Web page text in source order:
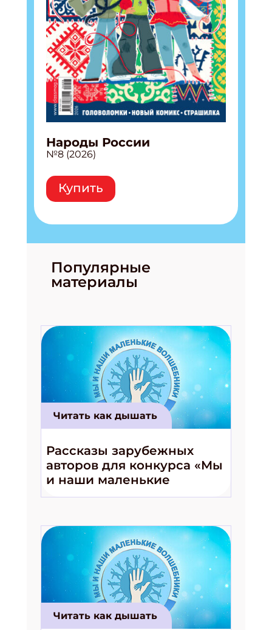
Народы России
№8 (2026)
Купить
Популярные
материалы
Читать как дышать
Рассказы зарубежных
авторов для конкурса «Мы
и наши маленькие
волшебники!»
Читать как дышать
Подпишись на рассылку
Получи электронный "Классный журнал" в
подарок!
Укажите имя
ПОДПИСАТЬСЯ